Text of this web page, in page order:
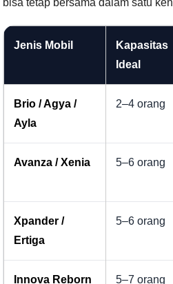
bisa tetap bersama dalam satu
Jenis Mobil
Kapasitas
Ideal
Brio / Agya /
Ayla
2–4 orang
Avanza / Xenia 5–6 orang
Xpander /
Ertiga
5–6 orang
Innova Reborn
5–7 orang